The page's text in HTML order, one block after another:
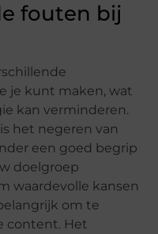
fouten bij
je kunt maken, wat
kan verminderen.
het negeren van
een goed begrip
doelgroep
waardevolle kansen
om te
content. Het